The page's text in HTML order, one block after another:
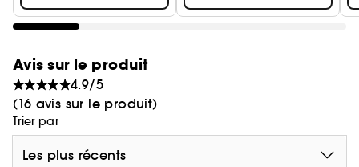
Avis sur le produit
4.9/5
(16 avis sur le produit)
Trier par
Les plus récents